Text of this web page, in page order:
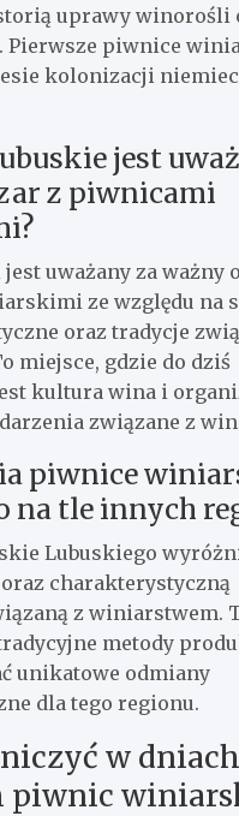
uprawy winorośli
Pierwsze piwnice
kolonizacji
jest
z piwnicami
uważany za ważny
ze względu na
oraz tradycje
miejsce, gdzie do dziś
kultura wina i
związane z
piwnice
na tle innych
Lubuskiego
charakterystyczną
z winiarstwem.
metody
unikatowe odmiany
dla tego regionu.
w dniach
piwnic